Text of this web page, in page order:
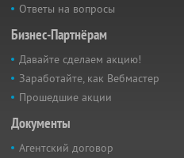
Ответы на вопросы
Бизнес-Партнёрам
Давайте сделаем акцию!
Заработайте, как Вебмастер
Прошедшие акции
Документы
Агентский договор